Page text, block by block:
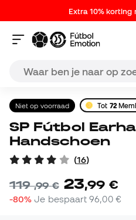
Extra 10% korting
Niet op voorraad Tot 72
SP Fútbol Earhart Élite
Handschoen
(16)
119,99 € 23,99 €
-80% Je bespaart96,00 €